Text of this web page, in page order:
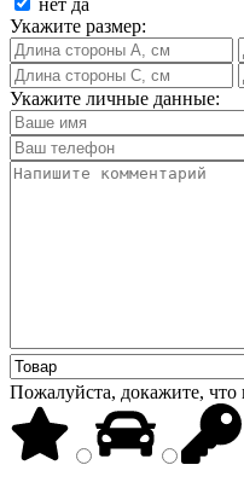
Укажите размер:
Укажите личные данные:
Пожалуйста, докажите, что